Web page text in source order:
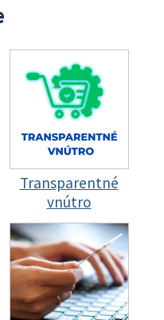
Transparentné
vnútro